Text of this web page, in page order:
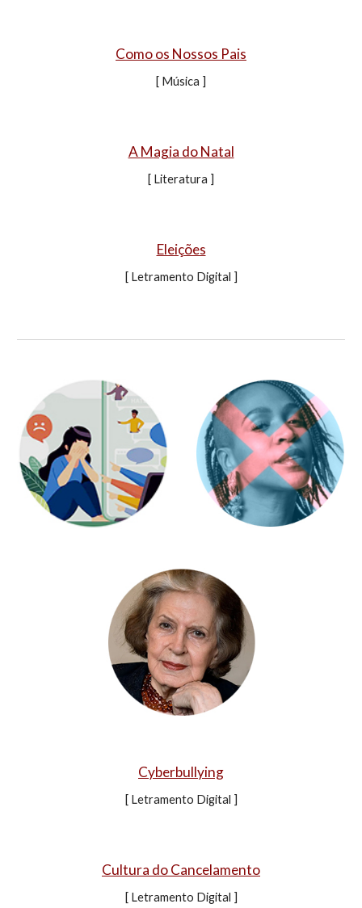
Como os Nossos Pais
[ Música ]
AMagia do Natal
[ Literatura ]
Eleições
[ Letramento Digital ]
Cyberbullying
[ Letramento Digital ]
Cultura do Cancelamento
[ Letramento Digital ]